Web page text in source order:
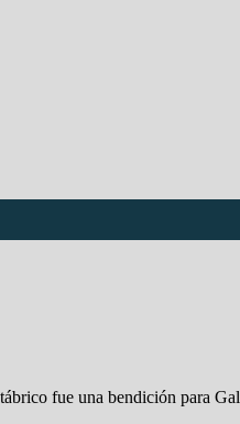
fue una bendición para